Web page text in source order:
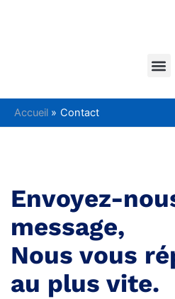
Accueil Contact
Envoyez-
message,
Nous vous
au plus vite.